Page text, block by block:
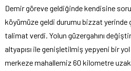
Demir göreve geldiğinde kendisine
köyümüze geldi durumu bizzat yerinde
talimat verdi. Yolun güzergahını
altyapısı ile genişletilmiş yepyeni bir
merkeze mahallemiz 60 kilometre